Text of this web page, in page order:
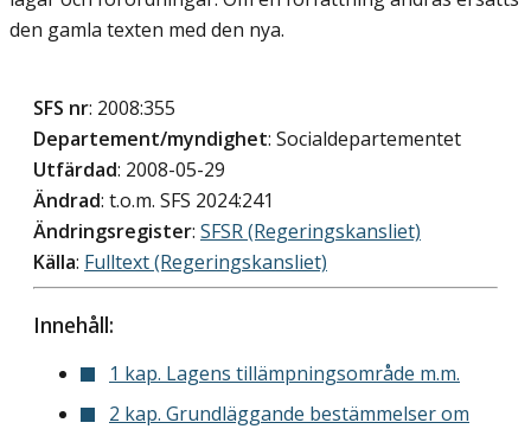
den gamla texten med den nya.
SFS nr: 2008:355
Departement/myndighet: Socialdepartementet
Utfärdad: 2008-05-29
Ändrad: t.o.m. SFS 2024:241
Ändringsregister: SFSR (Regeringskansliet)
Källa: Fulltext (Regeringskansliet)
Innehåll:
1 kap. Lagens tillämpningsområde m.m.
2 kap. Grundläggande bestämmelser om